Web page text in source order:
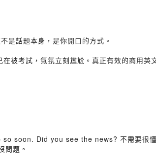
是話題本身，是你開口的方式。
被考試，氣氛立刻尷尬。真正有效的商用英
soon. Did you see the news? 不需要很
題。